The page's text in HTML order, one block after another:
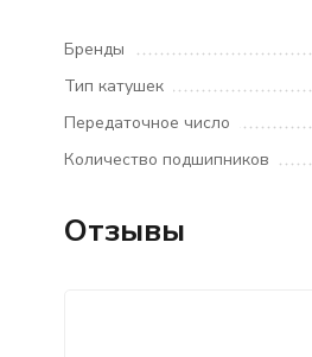
Бренды
Тип катушек
Передаточное число
Количество подшипников
Отзывы